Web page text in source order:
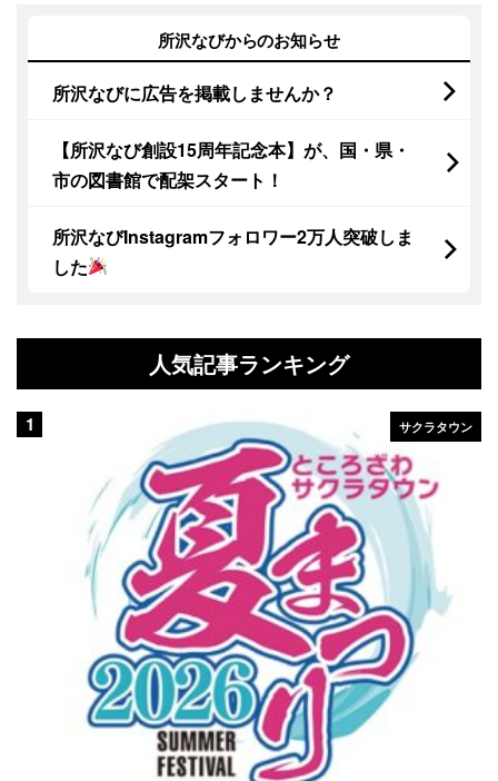
所沢なびからのお知らせ
所沢なびに広告を掲載しませんか？
【所沢なび創設15周年記念本】が、国・県・
市の図書館で配架スタート！
所沢なびInstagramフォロワー2万人突破しま
した
人気記事ランキング
サクラタウン